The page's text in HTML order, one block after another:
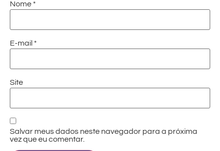
Nome *
E-mail *
Site
Salvar meus dados neste navegador para a próxima
vez que eu comentar.